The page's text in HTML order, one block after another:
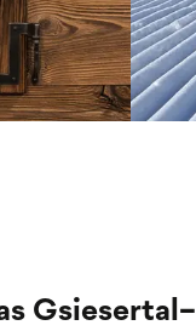
Gsiesertal-